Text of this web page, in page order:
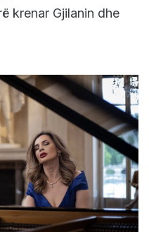
krenar Gjilanin dhe